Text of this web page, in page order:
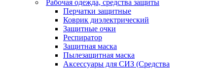
Рабочая одежда, средства защиты
Перчатки защитные
Коврик диэлектрический
Защитные очки
Респиратор
Защитная маска
Пылезащитная маска
Аксессуары для СИЗ (Средства